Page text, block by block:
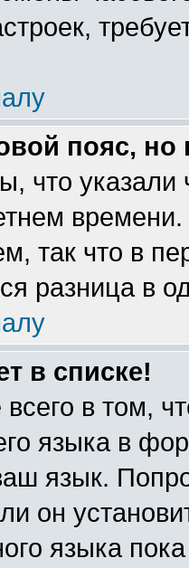
пояс,
что указали
так что в
разница в
в списке!
в том,
языка в
язык.
он
языка